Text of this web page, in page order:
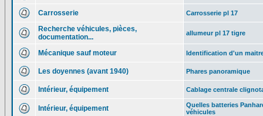
Carrosserie Carrosserie pl 17
Recherche véhicules, pièces,
documentation...
allumeur pl 17 tigre
Mécanique sauf moteur Identification d'un
Les doyennes (avant 1940) Phares panoramique
Intérieur, équipement Cablage centrale
Intérieur, équipement
Quelles batteries
véhicules